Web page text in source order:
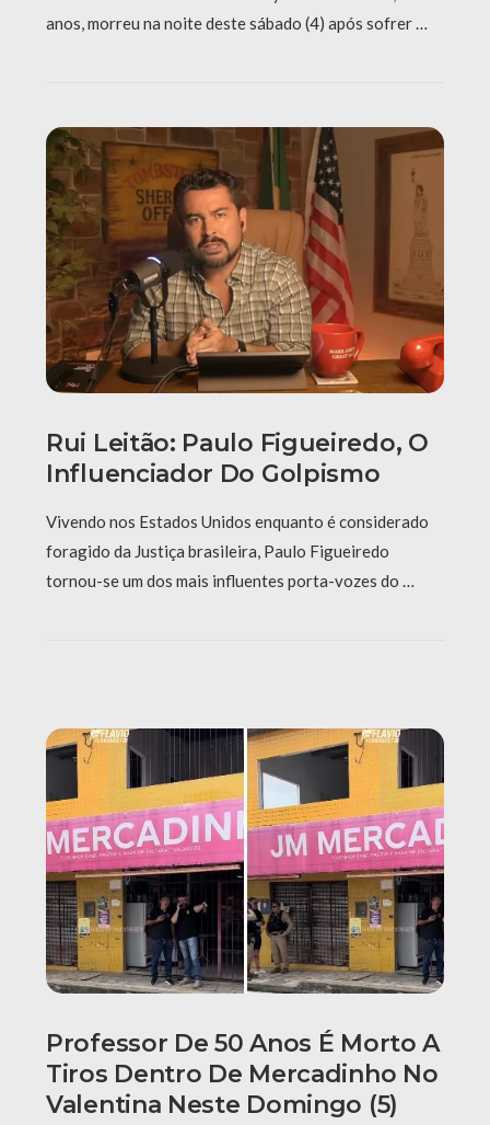
anos, morreu na noite deste sábado (4) após sofrer …
Rui Leitão: Paulo Figueiredo, O
Influenciador Do Golpismo
Vivendo nos Estados Unidos enquanto é considerado
foragido da Justiça brasileira, Paulo Figueiredo
tornou-se um dos mais influentes porta-vozes do …
Professor De 50 Anos É Morto A
Tiros Dentro De Mercadinho No
Valentina Neste Domingo (5)